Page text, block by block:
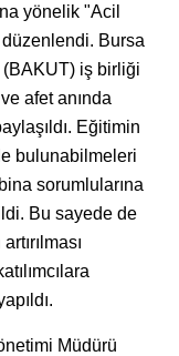
yönelik "Acil
Bursa
iş birliği
afet anında
Eğitimin
bulunabilmeleri
sorumlularına
Bu sayede de
Müdürü